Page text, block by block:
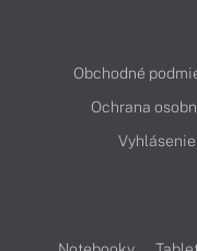
Obchodné
Ochrana